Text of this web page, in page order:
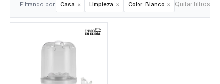
Filtrando por: Casa Limpieza Color: Blanco Quitar filtros